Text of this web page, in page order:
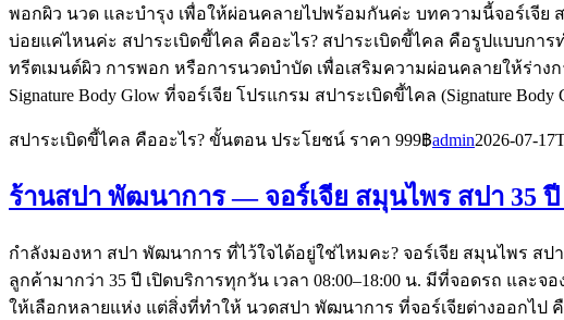
พอกผิว นวด และบำรุง เพื่อให้ผ่อนคลายไปพร้อมกันค่ะ บทความนี้จอร์เจีย
บ่อยแค่ไหนค่ะ สปาระเบิดขี้ไคล คืออะไร? สปาระเบิดขี้ไคล คือรูปแบบก
ทรีตเมนต์ผิว การพอก หรือการนวดบำบัด เพื่อเสริมความผ่อนคลายให้ร่า
Signature Body Glow ที่จอร์เจีย โปรแกรม สปาระเบิดขี้ไคล (Signature
สปาระเบิดขี้ไคล คืออะไร? ขั้นตอน ประโยชน์ ราคา 999฿admin2026-07-
ร้านสปา พัฒนาการ — จอร์เจีย สมุนไพร สปา 35
กำลังมองหา สปา พัฒนาการ ที่ไว้ใจได้อยู่ใช่ไหมคะ? จอร์เจีย สมุนไพร ส
ลูกค้ามากว่า 35 ปี เปิดบริการทุกวัน เวลา 08:00–18:00 น. มีที่จอดรถ แล
ให้เลือกหลายแห่ง แต่สิ่งที่ทำให้ นวดสปา พัฒนาการ ที่จอร์เจียต่างออกไ